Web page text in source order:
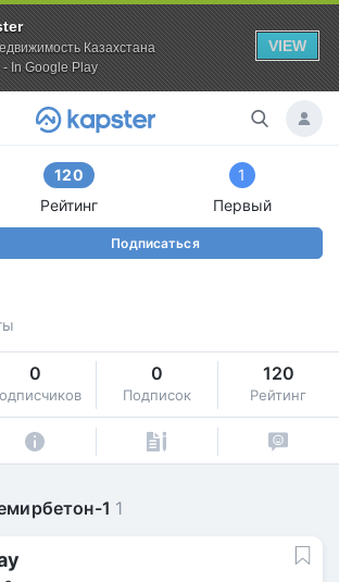
Казахстана
- In Google Play
VIEW
120
Рейтинг
1
Первый
Подписаться
0 0
Подписок
120
Рейтинг
1 1